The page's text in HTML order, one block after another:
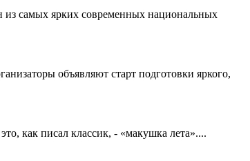
самых ярких современных национальных
объявляют старт подготовки яркого,
как писал классик, - «макушка лета»....